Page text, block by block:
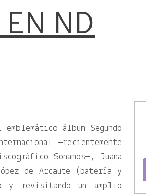
ND
álbum Segundo
—recientemente
Sonamos—, Juana
de Arcaute (batería y
y revisitando un amplio